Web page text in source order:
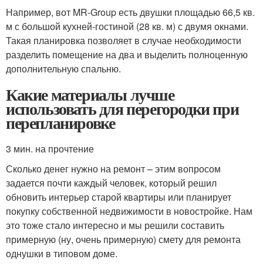
Например, вот MR-Group есть двушки площадью 66,5 кв.
м с большой кухней-гостиной (28 кв. м) с двумя окнами.
Такая планировка позволяет в случае необходимости
разделить помещение на два и выделить полноценную
дополнительную спальню.
Какие материалы лучше
использовать для перегородки при
перепланировке
3 мин. на прочтение
Сколько денег нужно на ремонт – этим вопросом
задается почти каждый человек, который решил
обновить интерьер старой квартиры или планирует
покупку собственной недвижимости в новостройке. Нам
это тоже стало интересно и мы решили составить
примерную (ну, очень примерную) смету для ремонта
однушки в типовом доме.